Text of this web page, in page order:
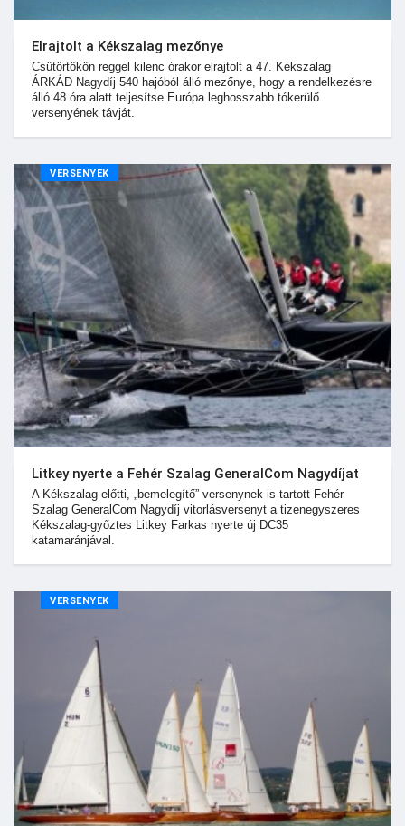
Elrajtolt a Kékszalag mezőnye
Csütörtökön reggel kilenc órakor elrajtolt a 47. Kékszalag
ÁRKÁD Nagydíj 540 hajóból álló mezőnye, hogy a rendelkezésre
álló 48 óra alatt teljesítse Európa leghosszabb tókerülő
versenyének távját.
VERSENYEK
Litkey nyerte a Fehér Szalag GeneralCom Nagydíjat
A Kékszalag előtti, „bemelegítő” versenynek is tartott Fehér
Szalag GeneralCom Nagydíj vitorlásversenyt a tizenegyszeres
Kékszalag-győztes Litkey Farkas nyerte új DC35
katamaránjával.
VERSENYEK